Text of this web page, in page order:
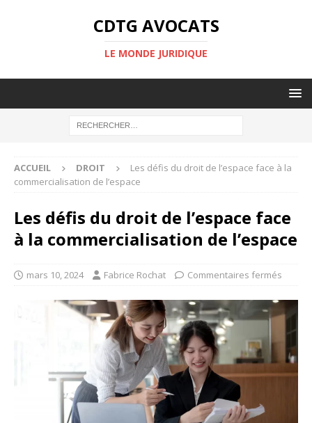
CDTG AVOCATS
LE MONDE JURIDIQUE
ACCUEIL DROIT
Les défis du droit de l’espace face à la
commercialisation de l’espace
Les défis du droit de l’espace face
à la commercialisation de l’espace
mars 10, 2024 Fabrice Rochat Commentaires fermés